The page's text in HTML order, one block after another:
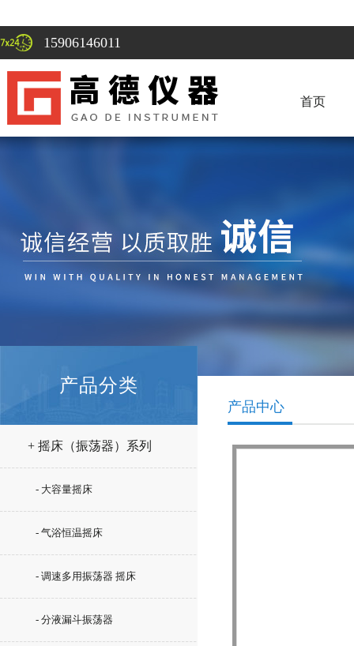
15906146011
首页
产品分类
+ 摇床（振荡器）系列
- 大容量摇床
- 气浴恒温摇床
- 调速多用振荡器 摇床
- 分液漏斗振荡器
产品中心